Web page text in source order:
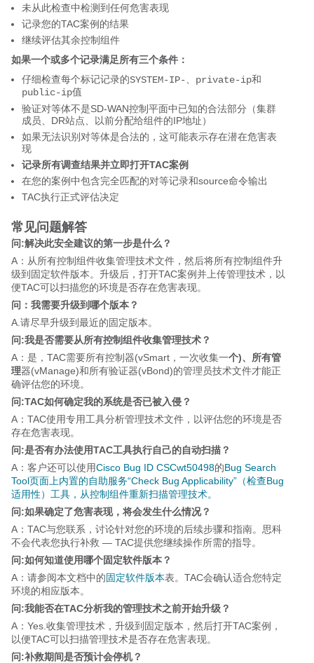
未从此检查中检测到任何危害表现
记录您的TAC案例的结果
继续评估其余控制组件
如果一个或多个记录满足所有三个条件：
仔细检查每个标记记录的SYSTEM-IP- private-ip和
public-ip值
验证对等体不是SD-WAN控制平面中已知的合法部分（集群
成员、DR站点、以前分配给组件的IP地址）
如果无法识别对等体是合法的，这可能表示存在潜在危害表
现
记录所有调查结果并立即打开TAC案例
在您的案例中包含完全匹配的对等记录和source命令输出
TAC执行正式评估决定
常见问题解答
问:解决此安全建议的第一步是什么？
A：从所有控制组件收集管理技术文件，然后将所有控制组件升
级到固定软件版本。升级后，打开TAC案例并上传管理技术，以
便TAC可以扫描您的环境是否存在危害表现。
问：我需要升级到哪个版本？
A.请尽早升级到最近的固定版本。
问:我是否需要从所有控制组件收集管理技术？
A：是，TAC需要所有控制器(vSmart，一次收集一个)、所有管
理器(vManage)和所有验证器(vBond)的管理员技术文件才能正
确评估您的环境。
问:TAC如何确定我的系统是否已被入侵？
A：TAC使用专用工具分析管理技术文件，以评估您的环境是否
存在危害表现。
问:是否有办法使用TAC工具执行自己的自动扫描？
A：客户还可以使用Cisco Bug ID CSCwt50498的Bug Search
Tool页面上内置的自助服务“Check Bug Applicability”（检查Bug
适用性）工具，从控制组件重新扫描管理技术。
问:如果确定了危害表现，将会发生什么情况？
A：TAC与您联系，讨论针对您的环境的后续步骤和指南。思科
不会代表您执行补救 — TAC提供您继续操作所需的指导。
问:如何知道使用哪个固定软件版本？
A：请参阅本文档中的固定软件版本表。TAC会确认适合您特定
环境的相应版本。
问:我能否在TAC分析我的管理技术之前开始升级？
A：Yes.收集管理技术，升级到固定版本，然后打开TAC案例，
以便TAC可以扫描管理技术是否存在危害表现。
问:补救期间是否预计会停机？